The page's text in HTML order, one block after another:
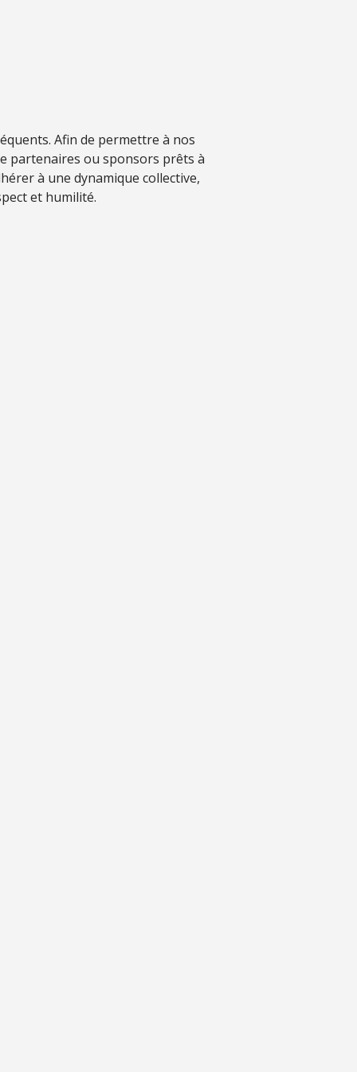
Afin de permettre à nos
partenaires ou sponsors prêts à
à une dynamique collective,
et humilité.